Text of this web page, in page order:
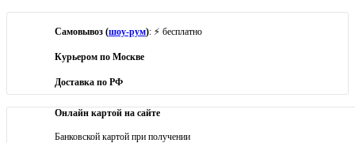
Самовывоз (шоу-рум): ⚡ бесплатно
Курьером по Москве
Доставка по РФ
Онлайн картой на сайте
Банковской картой при получении